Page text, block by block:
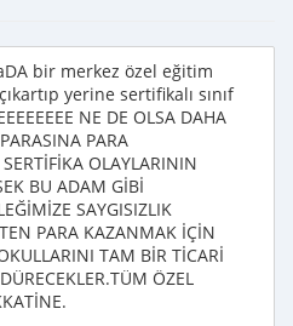
bir merkez özel eğitim
yerine sertifikalı sınıf
NE DE OLSA DAHA
PARA
OLAYLARININ
BU ADAM GİBİ
SAYGISIZLIK
PARA KAZANMAK İÇİN
TAM BİR TİCARİ
ÖZEL